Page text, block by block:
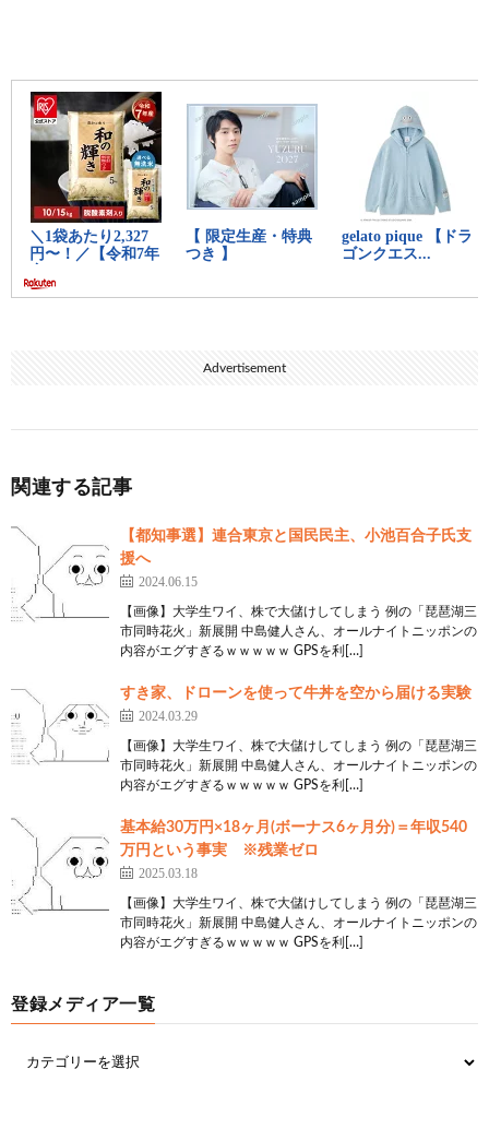
Advertisement
関連する記事
【都知事選】連合東京と国民民主、小池百合子氏支
援へ
2024.06.15
【画像】大学生ワイ、株で大儲けしてしまう 例の「琵琶湖三
市同時花火」新展開 中島健人さん、オールナイトニッポンの
内容がエグすぎるｗｗｗｗｗ GPSを利[…]
すき家、ドローンを使って牛丼を空から届ける実験
2024.03.29
【画像】大学生ワイ、株で大儲けしてしまう 例の「琵琶湖三
市同時花火」新展開 中島健人さん、オールナイトニッポンの
内容がエグすぎるｗｗｗｗｗ GPSを利[…]
基本給30万円×18ヶ月(ボーナス6ヶ月分)＝年収540
万円という事実 ※残業ゼロ
2025.03.18
【画像】大学生ワイ、株で大儲けしてしまう 例の「琵琶湖三
市同時花火」新展開 中島健人さん、オールナイトニッポンの
内容がエグすぎるｗｗｗｗｗ GPSを利[…]
登録メディア一覧